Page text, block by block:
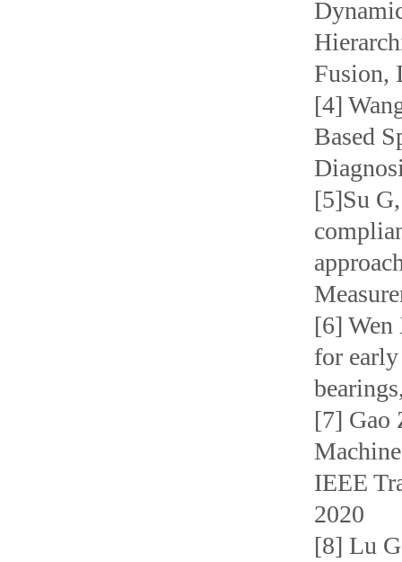
Fusion,
[4]
Based
[5]Su
[6]
for
[7] Gao
IEEE
2020
[8] Lu